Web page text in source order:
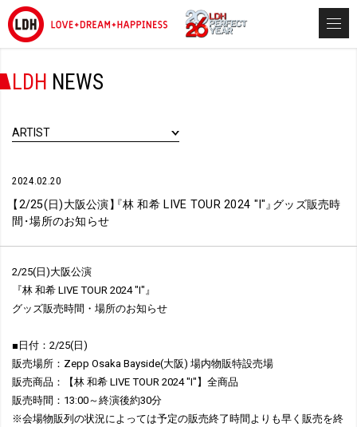
LDH NEWS
ARTIST
2024.02.20
【2/25(日)大阪公演】
『林 和希 LIVE TOUR 2024 "I"』グッズ販売時
間・場所のお知らせ
2/25(日)大阪公演
『林 和希 LIVE TOUR 2024 "I"』
グッズ販売時間・場所のお知らせ
■日付：2/25(日)
販売場所：Zepp Osaka Bayside(大阪) 場内物販特設売場
販売商品：【林 和希 LIVE TOUR 2024 "I"】全商品
販売時間：13:00～終演後約30分
※会場物販列の状況によっては予定の販売終了時間よりも早く販売を終